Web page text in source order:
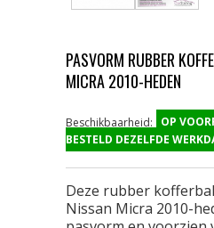
PASVORM RUBBER
MICRA 2010-HEDEN
Beschikbaarheid:
OP
BESTELD DEZELFDE
Deze rubber
Nissan Micra 2010-